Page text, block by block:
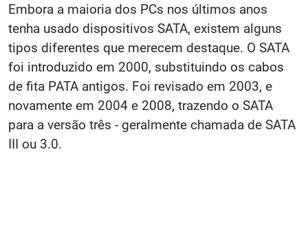
Embora a maioria dos PCs nos últimos anos
tenha usado dispositivos SATA, existem alguns
tipos diferentes que merecem destaque. O SATA
foi introduzido em 2000, substituindo os cabos
de fita PATA antigos. Foi revisado em 2003, e
novamente em 2004 e 2008, trazendo o SATA
para a versão três - geralmente chamada de SATA
III ou 3.0.